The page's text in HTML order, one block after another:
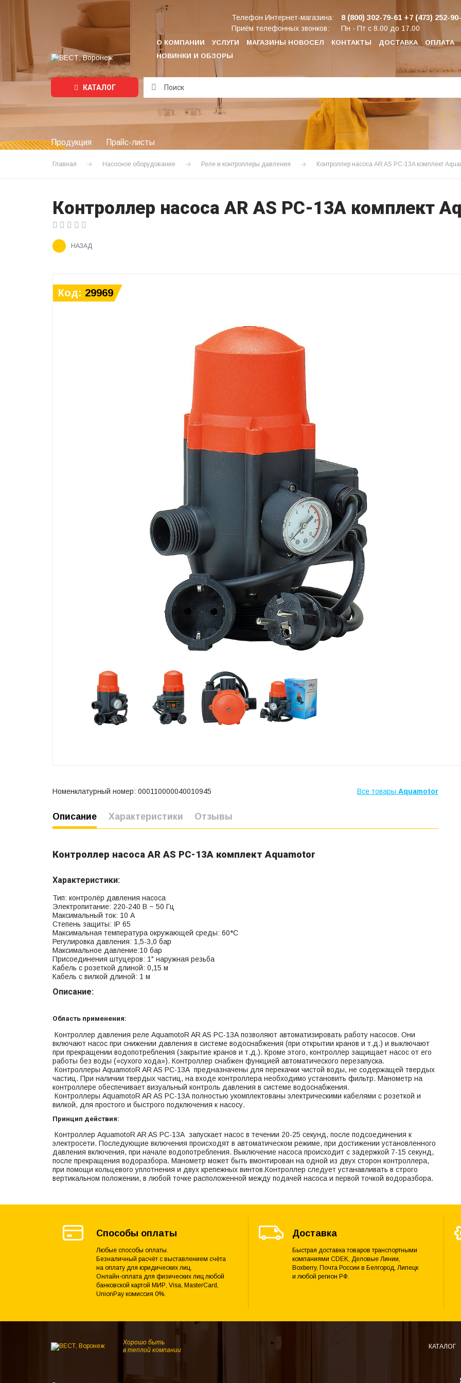
О КОМПАНИИ УСЛУГИ МАГАЗИНЫ НОВОСЕЛ КОНТАКТЫ ДОСТАВКА ОПЛАТА
НОВИНКИ И ОБЗОРЫ
Телефон Интернет-магазина: 8 (800) 302-79-61 +7 (473) 252-
Приём телефонных звонков: Пн - Пт с 8.00 до 17.00
КАТАЛОГ
Подождите...
Продукция Прайс-листы
Главная Насосное оборудование Реле и контроллеры давления Контроллер насоса AR AS PC-13A комплект
Контроллер насоса AR AS PC-13A комплект
НАЗАД
Код: 29969
Номенклатурный номер: 000110000040010945 Все товары Aquamotor
Описание Характеристики Отзывы
Контроллер насоса AR AS PC-13A комплект Aquamotor
Характеристики:
Тип: контролёр давления насоса
Электропитание: 220-240 В ~ 50 Гц
Максимальный ток: 10 А
Степень защиты: IP 65
Максимальная температура окружающей среды: 60*С
Регулировка давления: 1,5-3,0 бар
Максимальное давление:10 бар
Присоединения штуцеров: 1" наружная резьба
Кабель с розеткой длиной: 0,15 м
Кабель с вилкой длиной: 1 м
Описание:
Область применения:
Контроллер давления реле AquamotoR AR AS РС-13А позволяют автоматизировать работу насосов. Они
включают насос при снижении давления в системе водоснабжения (при открытии кранов и т.д.) и выключают
при прекращении водопотребления (закрытие кранов и т.д.). Кроме этого, контроллер защищает насос от его
работы без воды («сухого хода»). Контроллер снабжен функцией автоматического перезапуска.
Контроллеры AquamotoR AR AS РС-13А предназначены для перекачки чистой воды, не содержащей твердых
частиц. При наличии твердых частиц, на входе контроллера необходимо установить фильтр. Манометр на
контроллере обеспечивает визуальный контроль давления в системе водоснабжения.
Контроллеры AquamotoR AR AS РС-13А полностью укомплектованы электрическими кабелями с розеткой и
вилкой, для простого и быстрого подключения к насосу.
Принцип действия:
Контроллер AquamotoR AR AS РС-13А запускает насос в течении 20-25 секунд, после подсоединения к
электросети. Последующие включения происходят в автоматическом режиме, при достижении установленного
давления включения, при начале водопотребления. Выключение насоса происходит с задержкой 7-15 секунд,
после прекращения водоразбора. Манометр может быть вмонтирован на одной из двух сторон контроллера,
при помощи кольцевого уплотнения и двух крепежных винтов.Контроллер следует устанавливать в строго
вертикальном положении, в любой точке расположенной между подачей насоса и первой точкой водоразбора.
Способы оплаты
Любые способы оплаты.
Безналичный расчёт с выставлением счёта
на оплату для юридических лиц.
Онлайн-оплата для физических лиц любой
банковской картой МИР, Visa, MasterCard,
UnionPay комиссия 0%.
Доставка
Быстрая доставка товаров транспортными
компаниями CDEK, Деловые Линии,
Boxberry, Почта России в Белгород, Липецк
и любой регион РФ.
Хорошо быть
в теплой компании
КАТАЛОГ